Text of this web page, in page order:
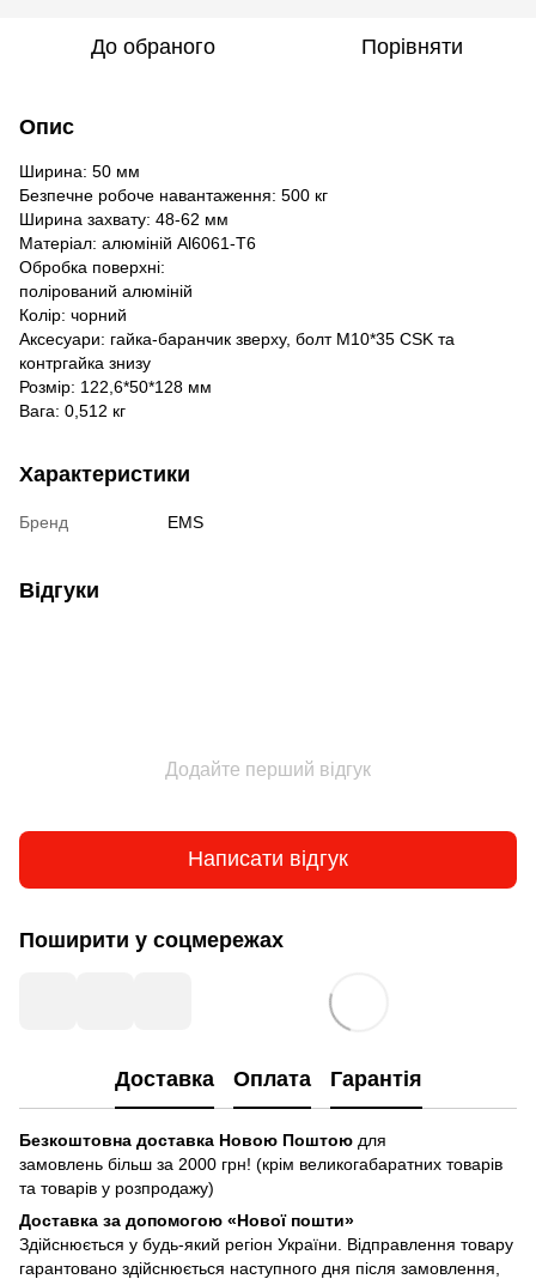
До обраного Порівняти
Опис
Ширина: 50 мм
Безпечне робоче навантаження: 500 кг
Ширина захвату: 48-62 мм
Матеріал: алюміній Al6061-T6
Обробка поверхні:
полірований алюміній
Колір: чорний
Аксесуари: гайка-баранчик зверху, болт M10*35 CSK та
контргайка знизу
Розмір: 122,6*50*128 мм
Вага: 0,512 кг
Характеристики
Бренд EMS
Відгуки
Додайте перший відгук
Написати відгук
Поширити у соцмережах
Доставка Оплата Гарантія
Безкоштовна доставка Новою Поштою для
замовлень більш за 2000 грн! (крім великогабаратних товарів
та товарів у розпродажу)
Доставка за допомогою «Нової пошти»
Здійснюється у будь-який регіон України. Відправлення товару
гарантовано здійснюється наступного дня після замовлення,